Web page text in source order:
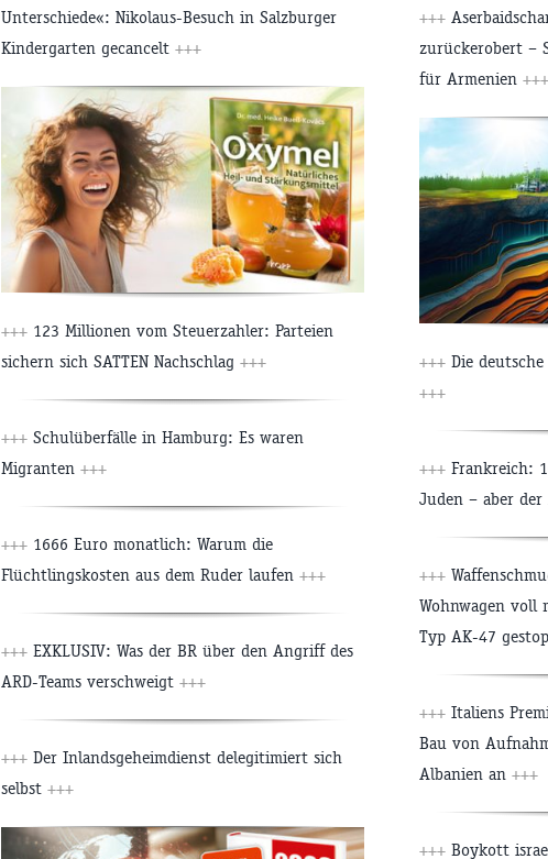
Unterschiede«: Nikolaus-Besuch in Salzburger
Kindergarten gecancelt +++
+++ 123 Millionen vom Steuerzahler: Parteien
sichern sich SATTEN Nachschlag +++
+++ Schulüberfälle in Hamburg: Es waren
Migranten +++
+++ 1666 Euro monatlich: Warum die
Flüchtlingskosten aus dem Ruder laufen +++
+++ EXKLUSIV: Was der BR über den Angriff des
ARD-Teams verschweigt +++
+++ Der Inlandsgeheimdienst delegitimiert sich
selbst +++
+++
zurückerobert –
für Armenien +++
+++ Die
+++
+++ Frankreich:
Juden – aber
+++
Wohnwagen voll
Typ AK-47
+++ Italiens
Bau von
Albanien an +++
+++ Boykott